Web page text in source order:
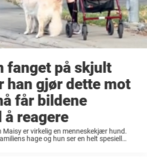
fanget på skjult
han gjør dette mot
får bildene
reagere
er virkelig en menneskekjær hund.
hage og hun ser en helt spesiell